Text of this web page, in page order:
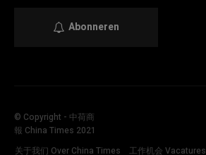
Abonneren
© Copyright - 中荷商
報 China Times 2021
关于我们 Over China Times
工作机会 Vacatures